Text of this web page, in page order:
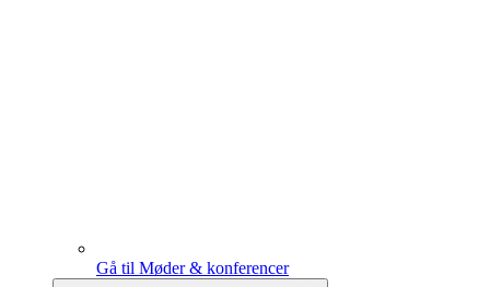
Gå til Møder & konferencer